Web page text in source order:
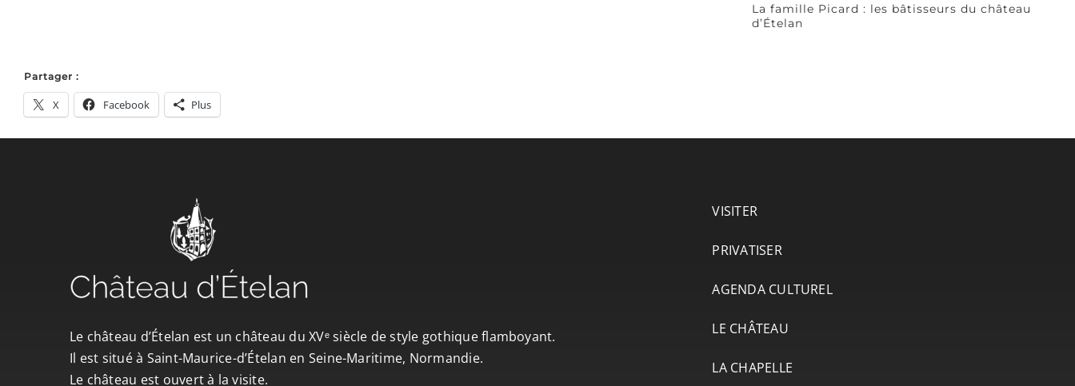
La famille Picard : les bâtisseurs du château
d’Ételan
Partager :
X Facebook Plus
Le château d’Ételan est un château du XVᵉ siècle de style gothique flamboyant.
Il est situé à Saint-Maurice-d’Ételan en Seine-Maritime, Normandie.
Le château est ouvert à la visite.
VISITER
PRIVATISER
AGENDA CULTUREL
LE CHÂTEAU
LA CHAPELLE